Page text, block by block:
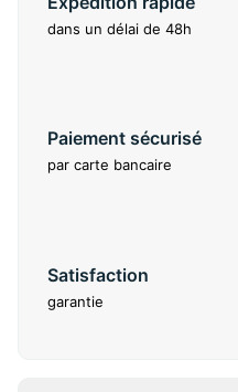
dans un délai de 48h
Paiement sécurisé
par carte bancaire
Satisfaction
garantie